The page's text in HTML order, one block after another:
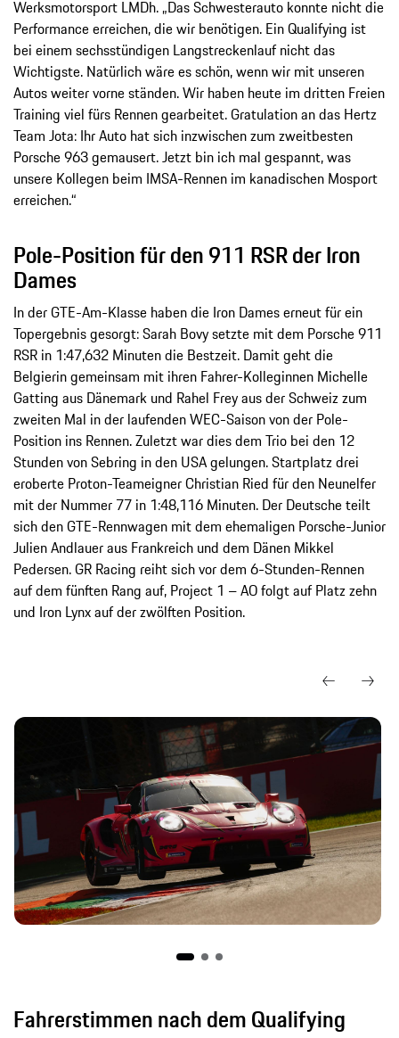
Werksmotorsport LMDh. „Das Schwesterauto konnte nicht die
Performance erreichen, die wir benötigen. Ein Qualifying ist
bei einem sechsstündigen Langstreckenlauf nicht das
Wichtigste. Natürlich wäre es schön, wenn wir mit unseren
Autos weiter vorne ständen. Wir haben heute im dritten Freien
Training viel fürs Rennen gearbeitet. Gratulation an das Hertz
Team Jota: Ihr Auto hat sich inzwischen zum zweitbesten
Porsche 963 gemausert. Jetzt bin ich mal gespannt, was
unsere Kollegen beim IMSA-Rennen im kanadischen Mosport
erreichen.“
Pole-Position für den 911 RSR der Iron
Dames
In der GTE-Am-Klasse haben die Iron Dames erneut für ein
Topergebnis gesorgt: Sarah Bovy setzte mit dem Porsche 911
RSR in 1:47,632 Minuten die Bestzeit. Damit geht die
Belgierin gemeinsam mit ihren Fahrer-Kolleginnen Michelle
Gatting aus Dänemark und Rahel Frey aus der Schweiz zum
zweiten Mal in der laufenden WEC-Saison von der Pole-
Position ins Rennen. Zuletzt war dies dem Trio bei den 12
Stunden von Sebring in den USA gelungen. Startplatz drei
eroberte Proton-Teameigner Christian Ried für den Neunelfer
mit der Nummer 77 in 1:48,116 Minuten. Der Deutsche teilt
sich den GTE-Rennwagen mit dem ehemaligen Porsche-Junior
Julien Andlauer aus Frankreich und dem Dänen Mikkel
Pedersen. GR Racing reiht sich vor dem 6-Stunden-Rennen
auf dem fünften Rang auf, Project 1 – AO folgt auf Platz zehn
und Iron Lynx auf der zwölften Position.
Fahrerstimmen nach dem Qualifying